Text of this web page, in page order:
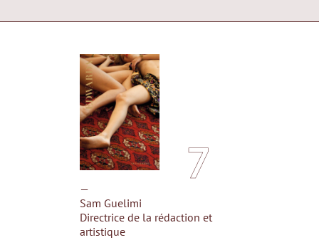
7
—
Sam Guelimi
Directrice de la rédaction et
artistique